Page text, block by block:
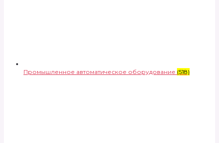
Промышленное автоматическое оборудование (518)